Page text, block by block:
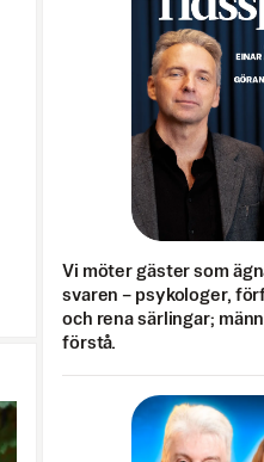
Vi möter gäster som
svaren – psykologer,
och rena särlingar;
förstå.